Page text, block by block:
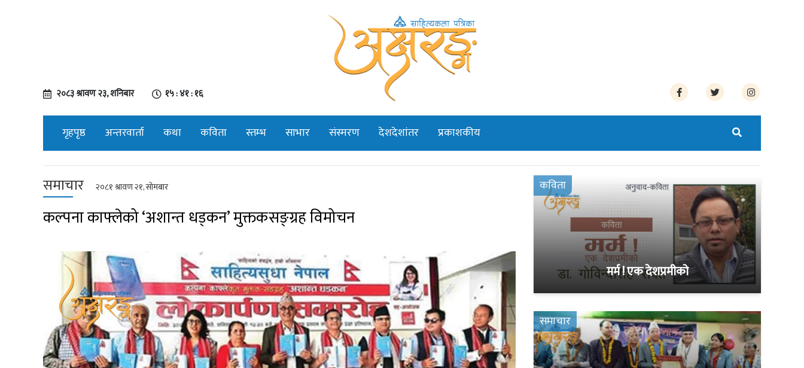
२०८३ श्रावण २३, शनिबार १५ : ४१ : १७
गृहपृष्ठ अन्तरवार्ता कथा कविता स्तम्भ साभार संस्मरण देशदेशांतर प्रकाशकीय
समाचार २०८१ श्रावण २१, सोमबार
कल्पना काफ्लेको ‘अशान्त धड्कन’ मुक्तकसङ्ग्रह विमोचन
कविता
मर्म ! एक देशप्रमीको
समाचार